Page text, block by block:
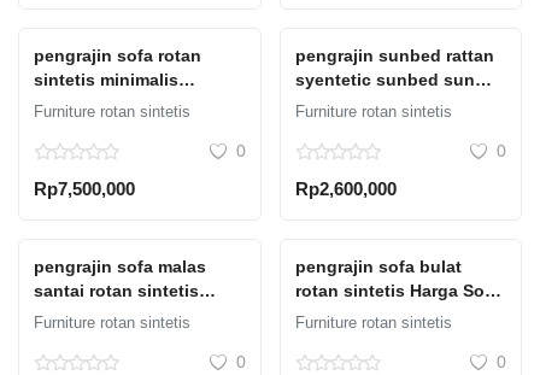
Sintetis, Harga Sofa
Rotan Sintetis Minimalis,
Jual Sofa Rotan Sintetis,
pengrajin sofa rotan
sintetis minimalis
modern Sofa Rotan
Plastik, Sofa Rotan Set,
Rotan Sintetis Bali, Sofa
Harga Murah, Sofa Rotan
Sintetis Jepara, Sofa
Rotan Sintetis Jogja,
Furniture rotan sintetis
0
Rp7,500,000
pengrajin sunbed rattan
syentetic sunbed sun
lounger kursi santai
sintetis model lamborgini
Furniture rotan sintetis
0
Rp2,600,000
pengrajin sofa malas
santai rotan sintetis
indoor maupun outdoor
keluarga hotel, villa
Furniture rotan sintetis
0
pengrajin sofa bulat
rotan sintetis Harga Sofa
Rotan Minimalis, Harga
Furniture Dari Rotan,
Furniture rotan sintetis
0